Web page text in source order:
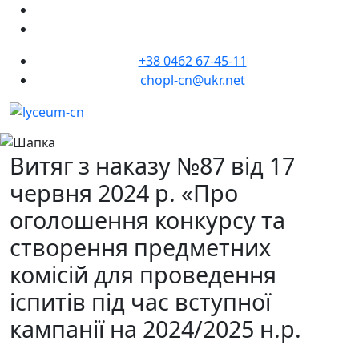
+38 0462 67-45-11
chopl-cn@ukr.net
Витяг з наказу №87 від 17
червня 2024 р. «Про
оголошення конкурсу та
створення предметних
комісій для проведення
іспитів під час вступної
кампанії на 2024/2025 н.р.